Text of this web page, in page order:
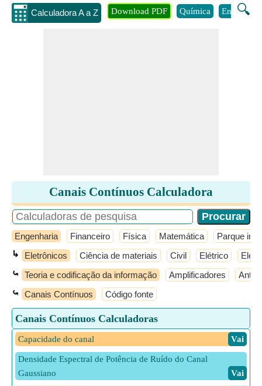
Calculadora A a Z 🔍
Download PDF Química
Canais Contínuos Calculadora
Engenharia Financeiro Física Matemática Parque
↳ Eletrônicos Ciência de materiais Civil Elétrico
⤿ Teoria e codificação da informação Amplificadores
⤿ Canais Contínuos Código fonte
Canais Contínuos Calculadoras
Capacidade do canal ​ Vai
Densidade Espectral de Potência de Ruído do Canal
Gaussiano
​ Vai